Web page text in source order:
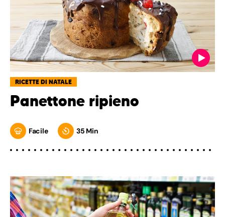
RICETTE DI NATALE
Panettone ripieno
Facile 35 Min